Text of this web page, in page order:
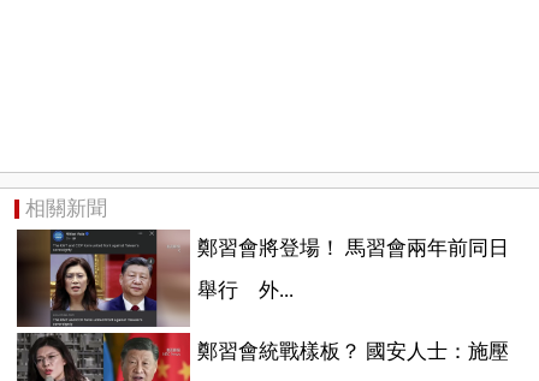
相關新聞
鄭習會將登場！ 馬習會兩年前同日
舉行 外...
鄭習會統戰樣板？ 國安人士：施壓